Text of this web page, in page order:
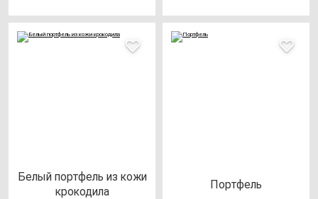
Белый пор­тфель из ко­жи
кро­ко­ди­ла
Пор­тфель